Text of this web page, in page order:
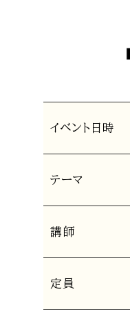
イベント日時
テーマ
講師
定員